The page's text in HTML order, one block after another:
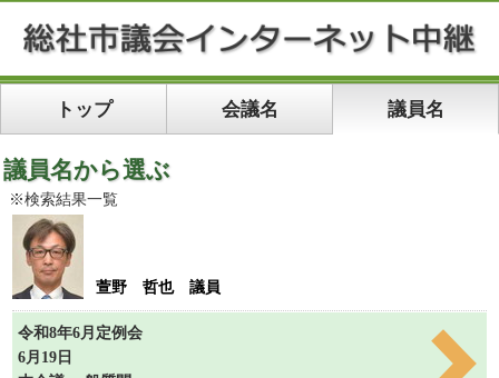
トップ 会議名 議員名
議員名から選ぶ
※検索結果一覧
萱野 哲也 議員
令和8年6月定例会
6月19日